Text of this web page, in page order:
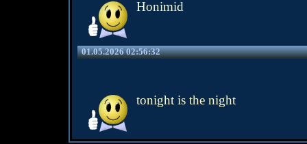
Honimid
01.05.2026 02:56:32
tonight is the night